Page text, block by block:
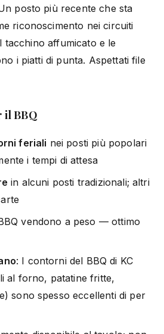
posto più recente che sta
riconoscimento nei circuiti
tacchino affumicato e le
i piatti di punta. Aspettati file
il BBQ
feriali nei posti più popolari
i tempi di attesa
in alcuni posti tradizionali; altri
vendono a peso — ottimo
: I contorni del BBQ di KC
al forno, patatine fritte,
sono spesso eccellenti di per